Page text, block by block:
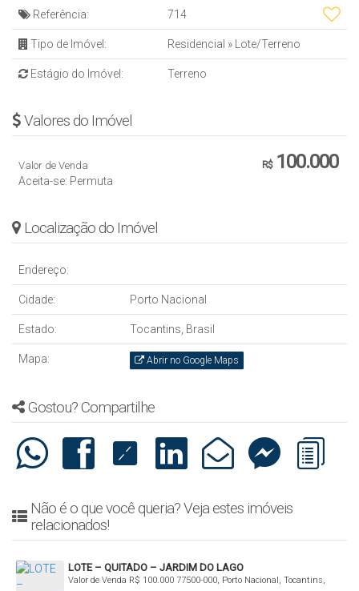
VALOR
💰R$ 100.000,00 cada lote
☎️Para mais detalhes entrar em contato:
(63) 98456-6019
Creci/TO J2913
Referência: 714
Tipo de Imóvel: Residencial » Lote/Terreno
Estágio do Imóvel: Terreno
Valores do Imóvel
R$100.000
Valor de Venda
Aceita-se: Permuta
Localização do Imóvel
Endereço:
Cidade: Porto Nacional
Estado: Tocantins, Brasil
Mapa: Abrir no Google Maps
Gostou? Compartilhe
Não é o que você queria? Veja estes imóveis
relacionados!
LOTE – QUITADO – JARDIM DO LAGO
R$ 100.000
Valor de Venda
77500-000, Porto Nacional, Tocantins,